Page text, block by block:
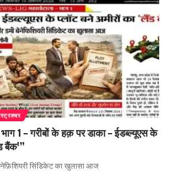
1 – गरीबों के हक़ पर डाका – ईडब्ल्यूएस के
बैंक'”
सिंडिकेट का खुलासा आज